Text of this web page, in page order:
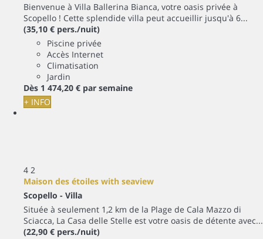
Bienvenue à Villa Ballerina Bianca, votre oasis privée à
Scopello ! Cette splendide villa peut accueillir jusqu'à 6...
(35,10 € pers./nuit)
Piscine privée
Accès Internet
Climatisation
Jardin
Dès 1 474,20 € par semaine
+ INFO
4 2
Maison des étoiles with seaview
Scopello - Villa
Située à seulement 1,2 km de la Plage de Cala Mazzo di
Sciacca, La Casa delle Stelle est votre oasis de détente avec...
(22,90 € pers./nuit)